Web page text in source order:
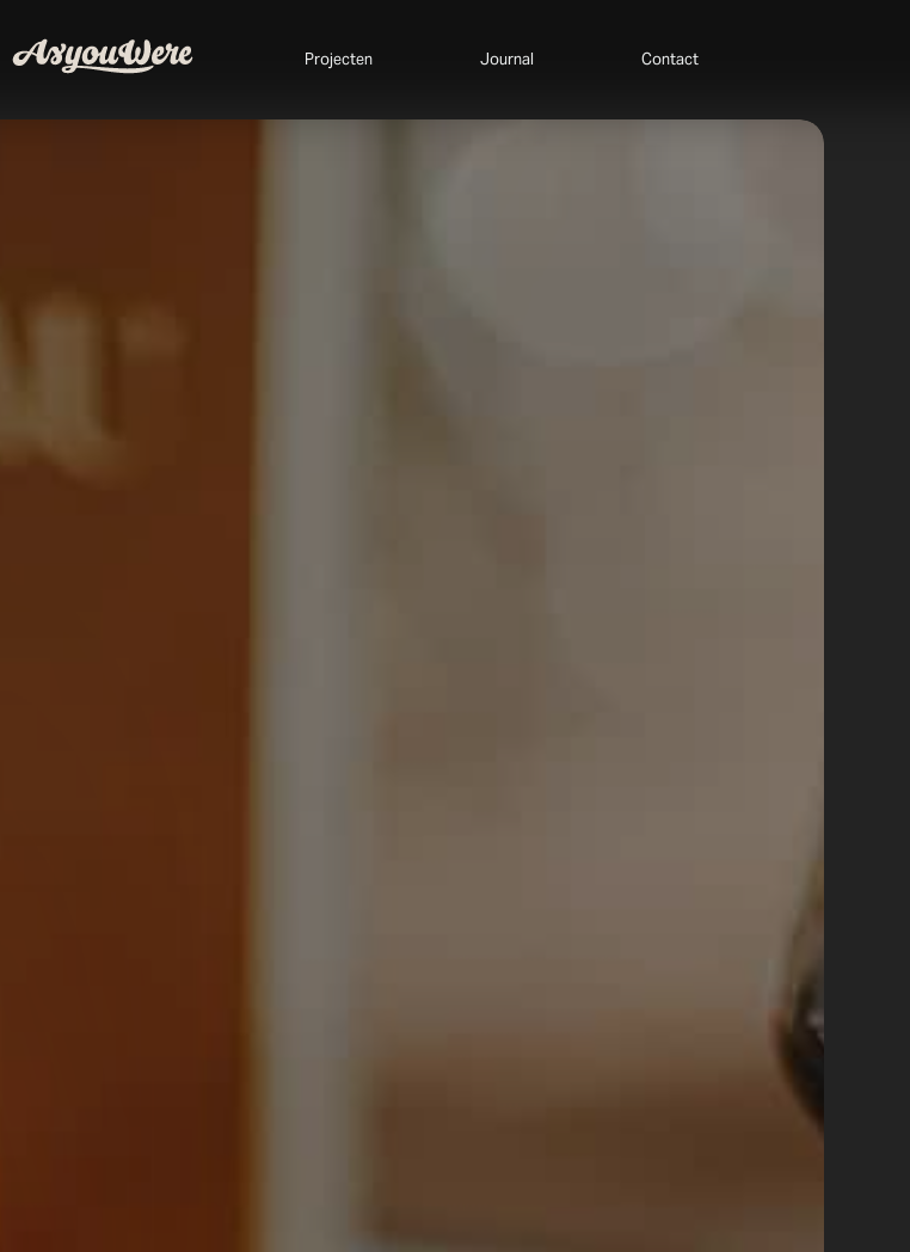
Projecten Journal Contact